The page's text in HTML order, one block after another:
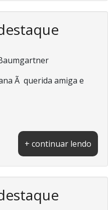
Ã querida amiga e
+ continuar lendo